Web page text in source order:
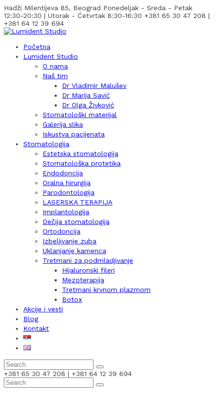
Hadži Milentijeva 85, Beograd Ponedeljak - Sreda - Petak
12:30-20:30 | Utorak - Ćetvrtak 8:30-16:30 +381 65 30 47 208 |
+381 64 12 39 694
Početna
Lumident Studio
O nama
Naš tim
Dr Vladimir Malušev
Dr Marija Savić
Dr Olga Živković
Stomatološki materijal
Galerija slika
Iskustva pacijenata
Stomatologija
Estetska stomatologija
Stomatološka protetika
Endodoncija
Oralna hirurgija
Parodontologija
LASERSKA TERAPIJA
Implantologija
Dečija stomatologija
Ortodoncija
Izbeljivanje zuba
Uklanjanje kamenca
Tretmani za podmladjivanje
Hijaluronski fileri
Mezoterapija
Tretmani krvnom plazmom
Botox
Akcije i vesti
Blog
Kontakt
+381 65 30 47 208 | +381 64 12 39 694